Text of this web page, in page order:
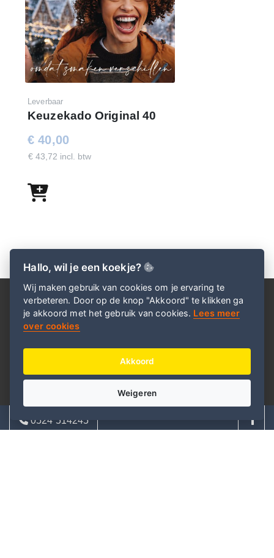
Leverbaar
Keuzekado Original 40
€ 40,00
€ 43,72 incl. btw
Over E-ditional kerstpakketten
Kerstpakketten die een BIG smile op de gezichten tovert.
kerstpakketten. Voor iedere collega, medewerker of klant is
hier een passend eindejaarsgeschenk te vinden.
Informatie
0524 514245
Hallo, wil je een koekje?
Wij maken gebruik van cookies om je ervaring te
verbeteren. Door op de knop "Akkoord" te klikken ga
je akkoord met het gebruik van cookies. Lees meer
over cookies
Akkoord
Weigeren